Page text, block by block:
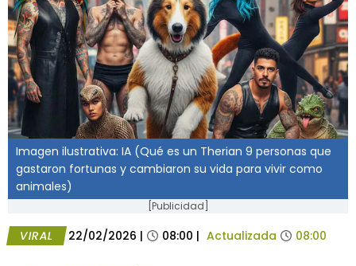
Imagen ilustrativa: IA (Qué es un Therian 9 personas que
gastaron fortunas y cambiaron su vida para vivir como
animales)
[Publicidad]
VIRAL 22/02/2026 | 08:00 | Actualizada 08:00